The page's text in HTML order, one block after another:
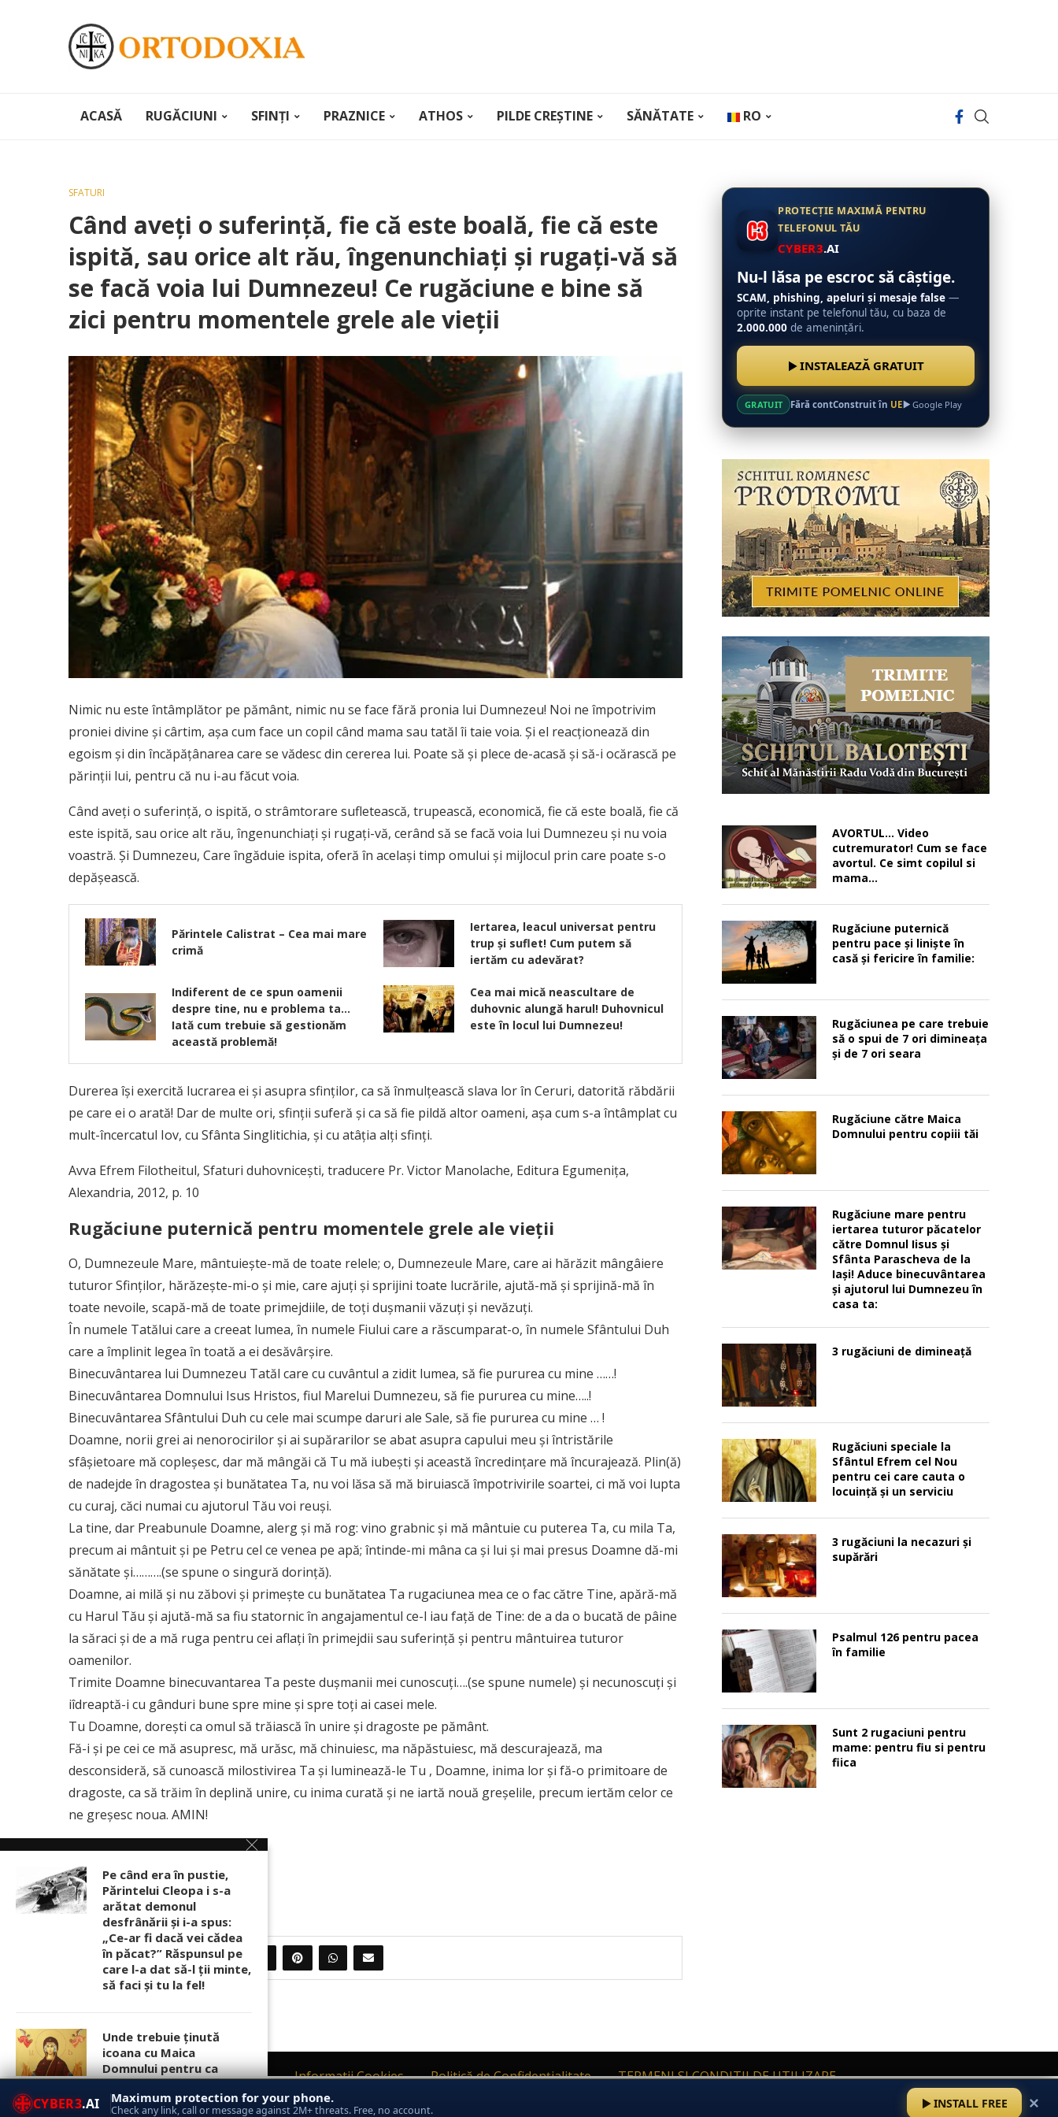
ACASĂ RUGĂCIUNI SFINȚI PRAZNICE ATHOS PILDE CREȘTINE SĂNĂTATE RO
SFATURI
Când aveţi o suferinţă, fie că este boală, fie că este
ispită, sau orice alt rău, îngenunchiaţi şi rugaţi-vă să
se facă voia lui Dumnezeu! Ce rugăciune e bine să
zici pentru momentele grele ale vieții
Nimic nu este întâmplător pe pământ, nimic nu se face fără pronia lui Dumnezeu! Noi ne împotrivim
proniei divine şi cârtim, aşa cum face un copil când mama sau tatăl îi taie voia. Şi el reacţionează din
egoism şi din încăpăţânarea care se vădesc din cererea lui. Poate să şi plece de-acasă şi să-i ocărască pe
părinţii lui, pentru că nu i-au făcut voia.
Când aveţi o suferinţă, o ispită, o strâmtorare sufletească, trupească, economică, fie că este boală, fie că
este ispită, sau orice alt rău, îngenunchiaţi şi rugaţi-vă, cerând să se facă voia lui Dumnezeu şi nu voia
voastră. Şi Dumnezeu, Care îngăduie ispita, oferă în acelaşi timp omului şi mijlocul prin care poate s-o
depăşească.
Părintele Calistrat – Cea mai mare
crimă
Iertarea, leacul universat pentru
trup și suflet! Cum putem să
iertăm cu adevărat?
Indiferent de ce spun oamenii
despre tine, nu e problema ta…
Iată cum trebuie să gestionăm
această problemă!
Cea mai mică neascultare de
duhovnic alungă harul! Duhovnicul
este în locul lui Dumnezeu!
Durerea îşi exercită lucrarea ei şi asupra sfinţilor, ca să înmulţească slava lor în Ceruri, datorită răbdării
pe care ei o arată! Dar de multe ori, sfinţii suferă şi ca să fie pildă altor oameni, aşa cum s-a întâmplat cu
mult-încercatul Iov, cu Sfânta Singlitichia, şi cu atâţia alţi sfinţi.
Avva Efrem Filotheitul, Sfaturi duhovniceşti, traducere Pr. Victor Manolache, Editura Egumeniţa,
Alexandria, 2012, p. 10
Rugăciune puternică pentru momentele grele ale vieţii
O, Dumnezeule Mare, mântuieşte-mă de toate relele; o, Dumnezeule Mare, care ai hărăzit mângâiere
tuturor Sfinţilor, hărăzeşte-mi-o şi mie, care ajuţi şi sprijini toate lucrările, ajută-mă şi sprijină-mă în
toate nevoile, scapă-mă de toate primejdiile, de toţi duşmanii văzuţi şi nevăzuţi.
În numele Tatălui care a creeat lumea, în numele Fiului care a răscumparat-o, în numele Sfântului Duh
care a împlinit legea în toată a ei desăvârşire.
Binecuvântarea lui Dumnezeu Tatăl care cu cuvântul a zidit lumea, să fie pururea cu mine ……!
Binecuvântarea Domnului Isus Hristos, fiul Marelui Dumnezeu, să fie pururea cu mine…..!
Binecuvântarea Sfântului Duh cu cele mai scumpe daruri ale Sale, să fie pururea cu mine … !
Doamne, norii grei ai nenorocirilor şi ai supărarilor se abat asupra capului meu şi întristările
sfâşietoare mă copleşesc, dar mă mângăi că Tu mă iubeşti şi această încredinţare mă încurajează. Plin(ă)
de nadejde în dragostea şi bunătatea Ta, nu voi lăsa să mă biruiască împotrivirile soartei, ci mă voi lupta
cu curaj, căci numai cu ajutorul Tău voi reuşi.
La tine, dar Preabunule Doamne, alerg şi mă rog: vino grabnic şi mă mântuie cu puterea Ta, cu mila Ta,
precum ai mântuit şi pe Petru cel ce venea pe apă; întinde-mi mâna ca şi lui şi mai presus Doamne dă-mi
sănătate şi……….(se spune o singură dorinţă).
Doamne, ai milă şi nu zăbovi şi primeşte cu bunătatea Ta rugaciunea mea ce o fac către Tine, apără-mă
cu Harul Tău şi ajută-mă sa fiu statornic în angajamentul ce-l iau faţă de Tine: de a da o bucată de pâine
la săraci şi de a mă ruga pentru cei aflaţi în primejdii sau suferinţă şi pentru mântuirea tuturor
oamenilor.
Trimite Doamne binecuvantarea Ta peste duşmanii mei cunoscuţi….(se spune numele) şi necunoscuţi şi
iîdreaptă-i cu gânduri bune spre mine şi spre toţi ai casei mele.
Tu Doamne, doreşti ca omul să trăiască în unire şi dragoste pe pământ.
Fă-i şi pe cei ce mă asupresc, mă urăsc, mă chinuiesc, ma năpăstuiesc, mă descurajează, ma
desconsideră, să cunoască milostivirea Ta şi luminează-le Tu , Doamne, inima lor şi fă-o primitoare de
dragoste, ca să trăim în deplină unire, cu inima curată şi ne iartă nouă greşelile, precum iertăm celor ce
ne greşesc noua. AMIN!
Sursa: altarulcredintei.md
PARTAJEAZA 0
PROTECȚIE MAXIMĂ PENTRU
TELEFONUL TĂU
CYBER3.AI
Nu-l lăsa pe escroc să câștige.
SCAM, phishing, apeluri și mesaje false —
oprite instant pe telefonul tău, cu baza de
2.000.000 de amenințări.
INSTALEAZĂ GRATUIT
GRATUIT Fără contConstruit în UE Google Play
AVORTUL… Video
cutremurator! Cum se face
avortul. Ce simt copilul si
mama…
Rugăciune puternică
pentru pace şi linişte în
casă şi fericire în familie:
Rugăciunea pe care trebuie
să o spui de 7 ori dimineața
și de 7 ori seara
Rugăciune către Maica
Domnului pentru copiii tăi
Rugăciune mare pentru
iertarea tuturor păcatelor
către Domnul Iisus şi
Sfânta Parascheva de la
Iaşi! Aduce binecuvântarea
şi ajutorul lui Dumnezeu în
casa ta:
3 rugăciuni de dimineață
Rugăciuni speciale la
Sfântul Efrem cel Nou
pentru cei care cauta o
locuinţă şi un serviciu
3 rugăciuni la necazuri și
supărări
Psalmul 126 pentru pacea
în familie
Sunt 2 rugaciuni pentru
mame: pentru fiu si pentru
fiica
Contact Informatii Cookies Politică de Confidențialitate TERMENI SI CONDITII DE UTILIZARE
© 2017 - 2026 Ortodoxia | Termeni și condiții de utilizare
CYBER3.AI Maximum protection for your phone.
Check any link, call or message against 2M+ threats. Free, no account. INSTALL FREE ✕
Pe când era în pustie,
Părintelui Cleopa i s-a
arătat demonul
desfrânării şi i-a spus:
„Ce-ar fi dacă vei cădea
în păcat?” Răspunsul pe
care l-a dat să-l ții minte,
să faci și tu la fel!
Unde trebuie ținută
icoana cu Maica
Domnului pentru ca
rugăciunile noastre să
prindă putere
Acest site foloseste
respectand Regulamentul (UE) privind protecția persoanelor fizice în ceea ce privește prelucrarea datelor cu caracter personal și privind libera circulație a acestor date.